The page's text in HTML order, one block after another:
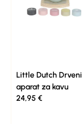
Little Dutch Drveni
aparat za kavu
24,95€